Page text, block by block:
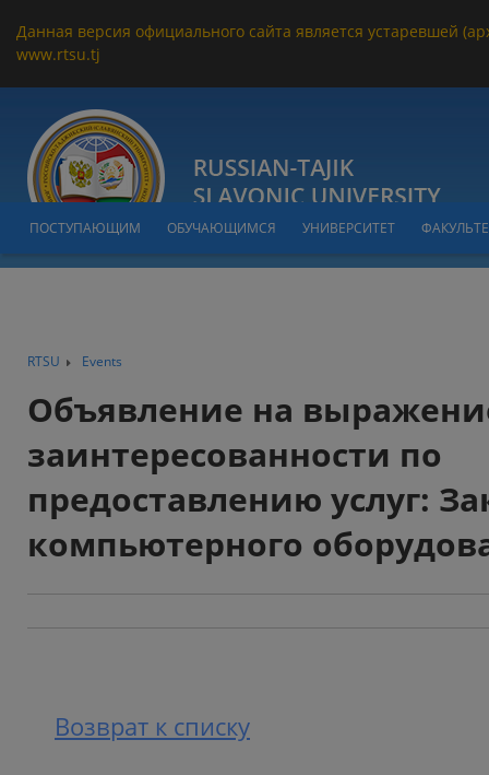
Данная версия официального сайта является устаревшей
www.rtsu.tj
ПОСТУПАЮЩИМ ОБУЧАЮЩИМСЯ УНИВЕРСИТЕТ
RTSU Events
Объявление на
заинтересованности по
предоставлению услуг:
компьютерного
Возврат к списку